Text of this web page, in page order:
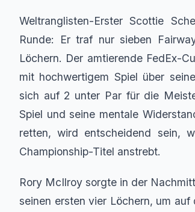
Weltranglisten-Erster Scottie
Runde: Er traf nur sieben
Löchern. Der amtierende FedEx-
mit hochwertigem Spiel über
sich auf 2 unter Par für die
Spiel und seine mentale
retten, wird entscheidend sein,
Championship-Titel anstrebt.
Rory McIlroy sorgte in der
seinen ersten vier Löchern, um